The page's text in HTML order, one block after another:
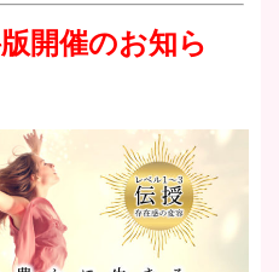
開催のお知ら